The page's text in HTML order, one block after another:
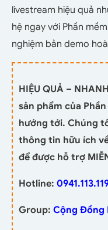
livestream hiệu quả
hệ ngay với Phần
nghiệm bản demo
HIỆU QUẢ –
sản phẩm của
hướng tới. Chúng
thông tin hữu ích
để được hỗ trợ
Hotline:
Group: Cộng Đồng